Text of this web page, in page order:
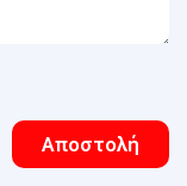
Αποστολή